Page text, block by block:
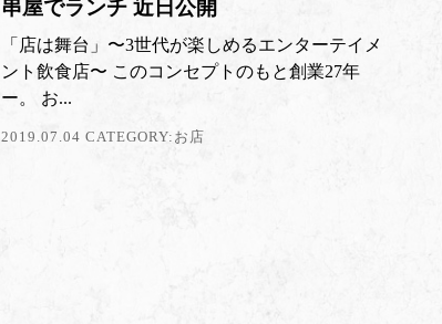
串屋でランチ 近日公開
「店は舞台」〜3世代が楽しめるエンターテイメ
ント飲食店〜 このコンセプトのもと創業27年
ー。 お...
2019.07.04 CATEGORY: お店